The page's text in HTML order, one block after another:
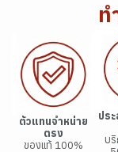
ท
ตัวแทนจำหน่าย
ตรง
ของแท้ 100%
ปร
บ